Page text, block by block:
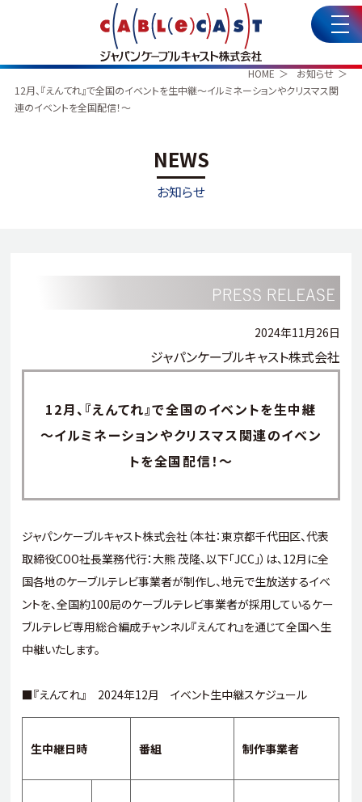
HOME
お知らせ
12月、『えんてれ』で全国のイベントを生中継～イルミネーションやクリスマス関
連のイベントを全国配信！～
NEWS
お知らせ
2024年11月26日
ジャパンケーブルキャスト株式会社
12月、『えんてれ』で全国のイベントを生中継
～イルミネーションやクリスマス関連のイベン
トを全国配信！～
ジャパンケーブルキャスト株式会社（本社：東京都千代田区、代表
取締役COO社長業務代行：大熊 茂隆、以下「JCC 」）は、12月に全
国各地のケーブルテレビ事業者が制作し、地元で生放送するイベ
ントを、全国約100局のケーブルテレビ事業者が採用しているケー
ブルテレビ専用総合編成チャンネル『えんてれ』を通じて全国へ生
中継いたします。
■『えんてれ』 2024年12月 イベント生中継スケジュール
生中継日時 番組 制作事業者